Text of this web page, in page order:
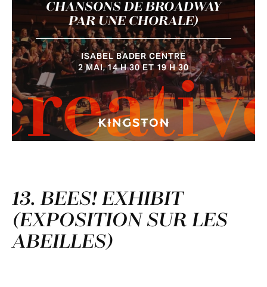
CHANSONS DE BROADWAY
PAR UNE CHORALE)
ISABEL BADER CENTRE
2 MAI, 14 H 30 ET 19 H 30
13. BEES! EXHIBIT
(EXPOSITION SUR LES
ABEILLES)